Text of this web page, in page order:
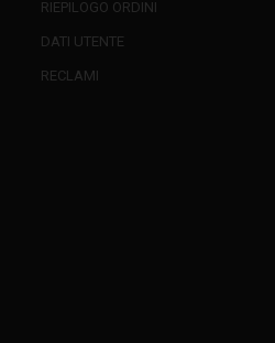
RIEPILOGO ORDINI
DATI UTENTE
RECLAMI